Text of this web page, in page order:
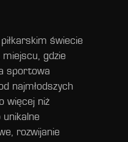
świecie
gdzie
sportowa
najmłodszych
więcej niż
rozwijanie